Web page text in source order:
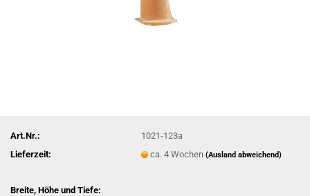
Art.Nr.:
1021-123a
Lieferzeit:
ca. 4 Wochen(Ausland abweichend)
Breite, Höhe und Tiefe: